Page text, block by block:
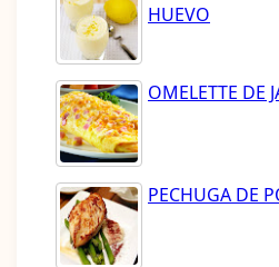
HUEVO
OMELETTE DE
PECHUGA DE